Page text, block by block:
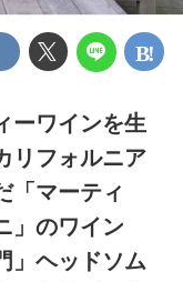
ーワインを生
リフォルニア
「マーティ
」のワイン
」ヘッドソム